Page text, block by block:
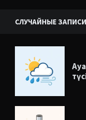
Виджеты
СЛУЧАЙНЫЕ ЗАПИСИ